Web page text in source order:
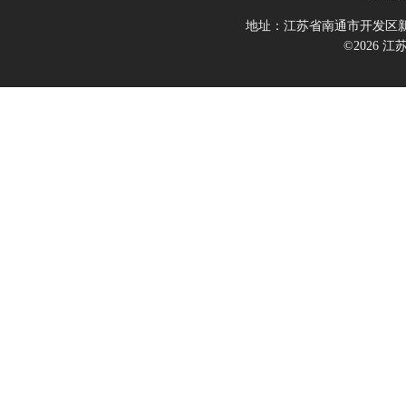
地址：江苏省南通市开发区
©2026 江